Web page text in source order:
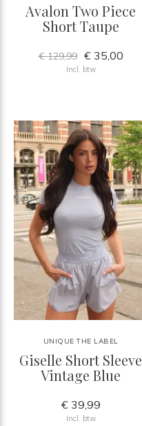
Avalon Two Piece
Short Taupe
€ 129,99 € 35,00
Incl. btw
UNIQUE THE LABEL
Giselle Short Sleeve
Vintage Blue
€ 39,99
Incl. btw